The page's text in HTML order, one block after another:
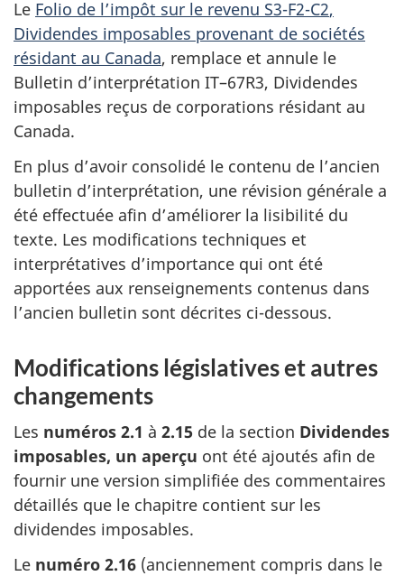
Le Folio de l’impôt sur le revenu S3-F2-C2,
Dividendes imposables provenant de sociétés
résidant au Canada, remplace et annule le
Bulletin d’interprétation IT–67R3, Dividendes
imposables reçus de corporations résidant au
Canada.
En plus d’avoir consolidé le contenu de l’ancien
bulletin d’interprétation, une révision générale a
été effectuée afin d’améliorer la lisibilité du
texte. Les modifications techniques et
interprétatives d’importance qui ont été
apportées aux renseignements contenus dans
l’ancien bulletin sont décrites ci-dessous.
Modifications législatives et autres
changements
Les numéros 2.1 à 2.15 de la section Dividendes
imposables, un aperçu ont été ajoutés afin de
fournir une version simplifiée des commentaires
détaillés que le chapitre contient sur les
dividendes imposables.
Le numéro 2.16 (anciennement compris dans le